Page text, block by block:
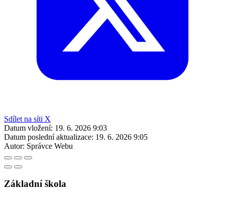
Sdílet na síti X
Datum vložení: 19. 6. 2026 9:03
Datum poslední aktualizace: 19. 6. 2026 9:05
Autor: Správce Webu
Základní škola